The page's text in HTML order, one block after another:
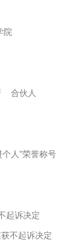
院
合伙人
人”荣誉称号
起诉决定
不起诉决定